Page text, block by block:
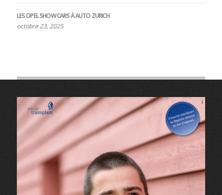
LES OPEL SHOW CARS À AUTO ZURICH
octobre 23, 2025